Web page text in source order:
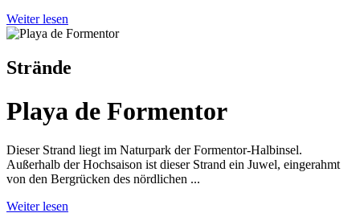
Weiter lesen
Strände
Playa de Formentor
Dieser Strand liegt im Naturpark der Formentor-Halbinsel.
Außerhalb der Hochsaison ist dieser Strand ein Juwel, eingerahmt
von den Bergrücken des nördlichen ...
Weiter lesen